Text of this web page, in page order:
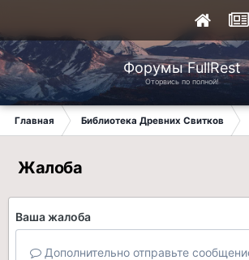
Форумы FullRest
Оторвись по полной!
Главная Библиотека Древних Свитков
Жалоба
Ваша жалоба
Дополнительно отправьте